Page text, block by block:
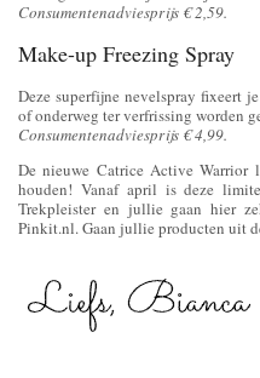
Consumentenadviesprijs € 2,59.
Make-up Freezing Spray
Deze superfijne nevelspray fixeert
of onderweg ter verfrissing worden
Consumentenadviesprijs € 4,99.
De nieuwe Catrice Active
houden! Vanaf april is deze
Trekpleister en jullie gaan hier
Pinkit.nl. Gaan jullie producten uit